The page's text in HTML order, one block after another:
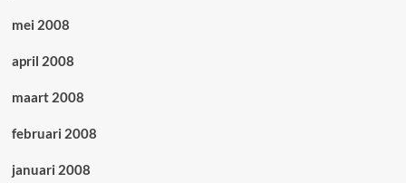
mei 2008
april 2008
maart 2008
februari 2008
januari 2008